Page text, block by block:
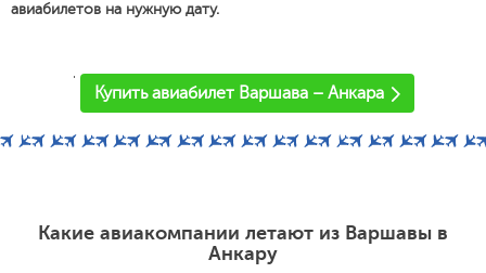
авиабилетов на нужную дату.
'
Купить авиабилет Варшава – Анкара
Какие авиакомпании летают из Варшавы в
Анкару